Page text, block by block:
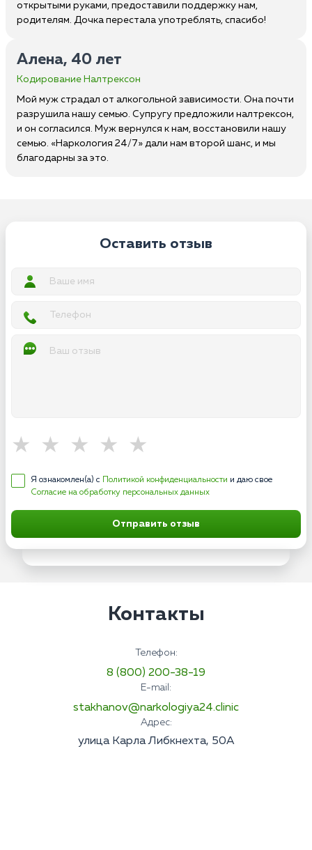
открытыми руками, предоставили поддержку нам,
родителям. Дочка перестала употреблять, спасибо!
Алена, 40 лет
Кодирование Налтрексон
Мой муж страдал от алкогольной зависимости. Она почти
разрушила нашу семью. Супругу предложили налтрексон,
и он согласился. Муж вернулся к нам, восстановили нашу
семью. «Наркология 24/7» дали нам второй шанс, и мы
благодарны за это.
Оставить отзыв
Я ознакомлен(а) с Политикой конфиденциальности и даю свое
Согласие на обработку персональных данных
Отправить отзыв
Контакты
Телефон:
8 (800) 200-38-19
E-mail:
stakhanov@narkologiya24.clinic
Адрес:
улица Карла Либкнехта, 50А